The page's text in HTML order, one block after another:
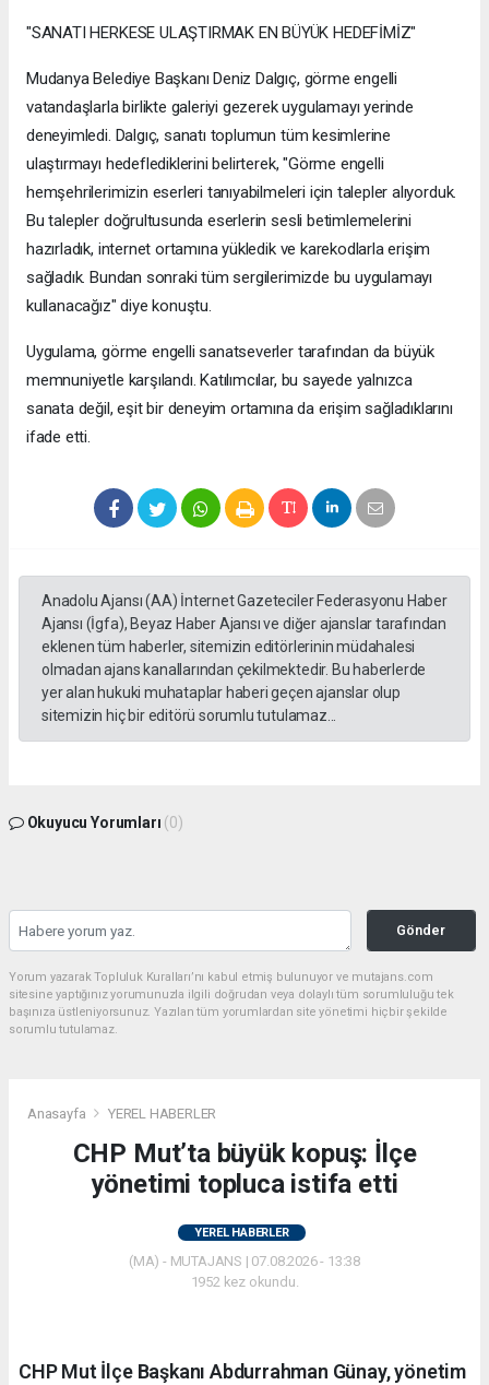
"SANATI HERKESE ULAŞTIRMAK EN BÜYÜK HEDEFİMİZ"
Mudanya Belediye Başkanı Deniz Dalgıç, görme engelli
vatandaşlarla birlikte galeriyi gezerek uygulamayı yerinde
deneyimledi. Dalgıç, sanatı toplumun tüm kesimlerine
ulaştırmayı hedeflediklerini belirterek, "Görme engelli
hemşehrilerimizin eserleri tanıyabilmeleri için talepler alıyorduk.
Bu talepler doğrultusunda eserlerin sesli betimlemelerini
hazırladık, internet ortamına yükledik ve karekodlarla erişim
sağladık. Bundan sonraki tüm sergilerimizde bu uygulamayı
kullanacağız" diye konuştu.
Uygulama, görme engelli sanatseverler tarafından da büyük
memnuniyetle karşılandı. Katılımcılar, bu sayede yalnızca
sanata değil, eşit bir deneyim ortamına da erişim sağladıklarını
ifade etti.
Anadolu Ajansı (AA) İnternet Gazeteciler Federasyonu Haber
Ajansı (İgfa), Beyaz Haber Ajansı ve diğer ajanslar tarafından
eklenen tüm haberler, sitemizin editörlerinin müdahalesi
olmadan ajans kanallarından çekilmektedir. Bu haberlerde
yer alan hukuki muhataplar haberi geçen ajanslar olup
sitemizin hiç bir editörü sorumlu tutulamaz...
Okuyucu Yorumları (0)
Gönder
Yorum yazarak Topluluk Kuralları’nı kabul etmiş bulunuyor ve mutajans.com
sitesine yaptığınız yorumunuzla ilgili doğrudan veya dolaylı tüm sorumluluğu tek
başınıza üstleniyorsunuz. Yazılan tüm yorumlardan site yönetimi hiçbir şekilde
sorumlu tutulamaz.
Anasayfa YEREL HABERLER
CHP Mut’ta büyük kopuş: İlçe
yönetimi topluca istifa etti
YEREL HABERLER
(MA) - MUTAJANS | 07.08.2026 - 13:38
1952 kez okundu.
CHP Mut İlçe Başkanı Abdurrahman Günay, yönetim